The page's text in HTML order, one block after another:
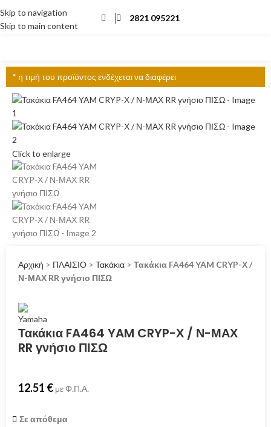
Skip to navigation
Skip to main content
2821 095221
* η τιμή του προϊόντος ενδέχεται να διαφέρει
Click to enlarge
Αρχική > ΠΛΑΙΣΙΟ > Τακάκια > Τακάκια FA464 YAM CRYP-Χ /
Ν-ΜΑΧ RR γνήσιο ΠΙΣΩ
Τακάκια FA464 YAM CRYP-Χ / Ν-ΜΑΧ
RR γνήσιο ΠΙΣΩ
12.51 € με Φ.Π.Α.
Σε απόθεμα